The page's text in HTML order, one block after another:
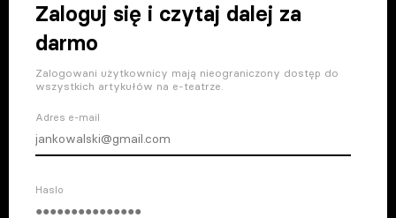
Zaloguj się i czytaj dalej za
darmo
Zalogowani użytkownicy mają nieograniczony dostęp do
wszystkich artykułów na e-teatrze.
Adres e-mail
Haslo